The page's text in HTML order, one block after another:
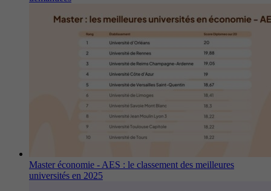
Master économie - AES : le classement des meilleures
universités en 2025